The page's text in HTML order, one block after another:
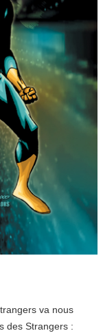
va nous
des Strangers :